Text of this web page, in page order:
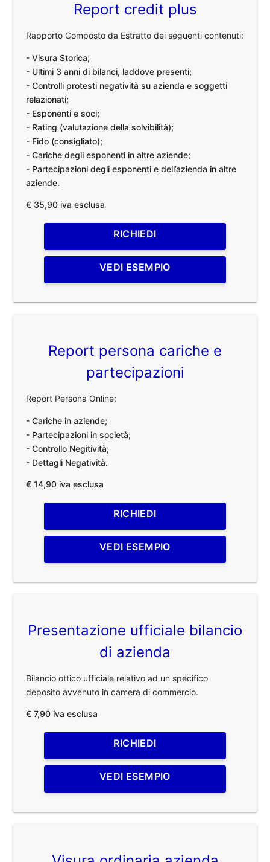
Report credit plus
Rapporto Composto da Estratto dei seguenti contenuti:
- Visura Storica;
- Ultimi 3 anni di bilanci, laddove presenti;
- Controlli protesti negatività su azienda e soggetti
relazionati;
- Esponenti e soci;
- Rating (valutazione della solvibilità);
- Fido (consigliato);
- Cariche degli esponenti in altre aziende;
- Partecipazioni degli esponenti e dell’azienda in altre
aziende.
€ 35,90 iva esclusa
RICHIEDI
VEDI ESEMPIO
Report persona cariche e
partecipazioni
Report Persona Online:
- Cariche in aziende;
- Partecipazioni in società;
- Controllo Negitività;
- Dettagli Negatività.
€ 14,90 iva esclusa
RICHIEDI
VEDI ESEMPIO
Presentazione ufficiale bilancio
di azienda
Bilancio ottico ufficiale relativo ad un specifico
deposito avvenuto in camera di commercio.
€ 7,90 iva esclusa
RICHIEDI
VEDI ESEMPIO